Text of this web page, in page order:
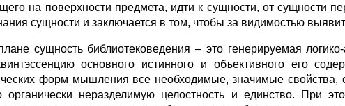
на поверхности предмета, идти к сущности, от сущности
сущности и заключается в том, чтобы за видимостью
сущность библиотековедения – это генерируемая
основного истинного и объективного его
форм мышления все необходимые, значимые свойства,
неразделимую целостность и единство. При